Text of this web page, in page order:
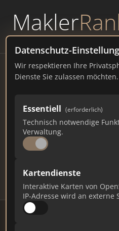
Makler
powered byWAVEPOINT
Datenschutz-
Wir respektieren Ihre
Dienste Sie zulassen möchten.
Essentiell (erforderlich)
Technisch notwendige
Verwaltung.
Kartendienste
Interaktive Karten von
IP-Adresse wird an externe
Grenzhausen
RHEINLAND-PFALZ
81
Makler Makler-Keywords